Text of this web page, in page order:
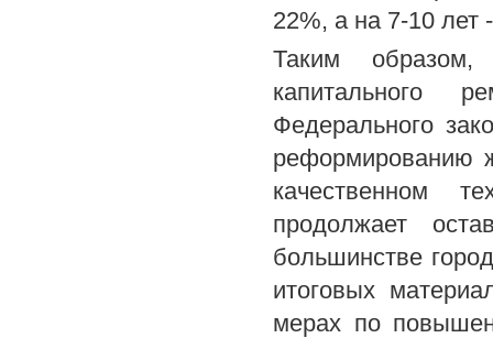
22%, а на 7-10 лет
Таким
капитального
Федерального
реформированию
качественном
продолжает
большинстве
итоговых
мерах по